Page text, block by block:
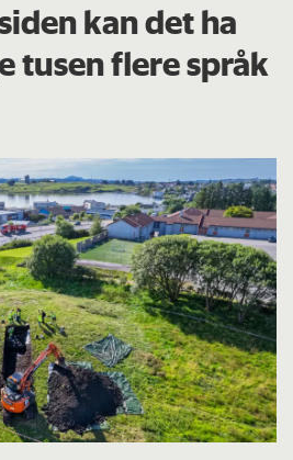
kan det ha
tusen flere språk